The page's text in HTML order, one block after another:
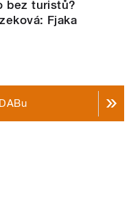
bez turistů?
Fjaka